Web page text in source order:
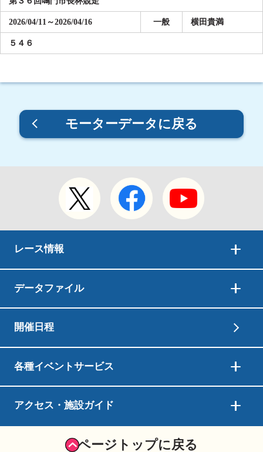
2026/04/11～2026/04/16 一般 横田貴満
５４６
モーターデータに戻る
レース情報
データファイル
開催日程
各種イベントサービス
アクセス・施設ガイド
ページトップに戻る